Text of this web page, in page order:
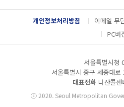
g
l
e
개인정보처리방침 이메일 무
PC버
서울특별시청
서울특별시 중구 세종대
대표전화 다산콜센
ⓒ2020. Seoul Metropolitan